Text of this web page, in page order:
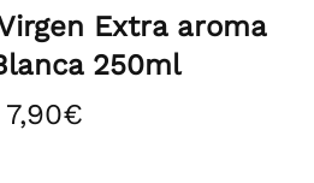
Extra aroma
250ml
7,90€